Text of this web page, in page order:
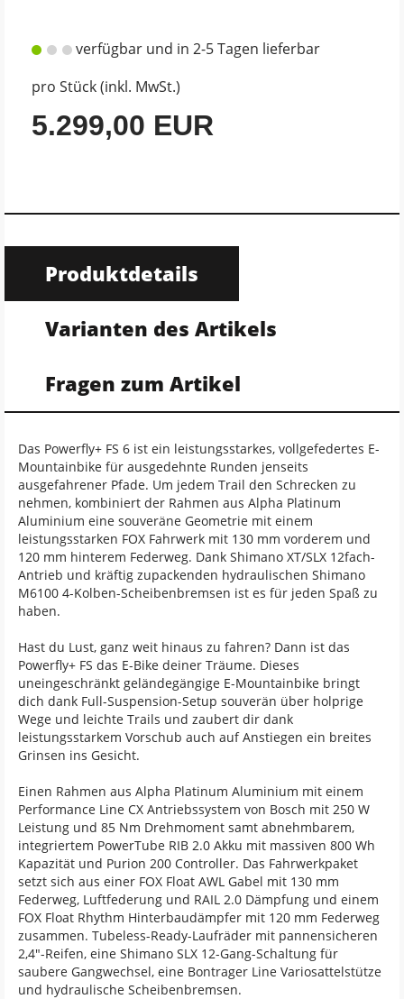
verfügbar und in 2-5 Tagen lieferbar
pro Stück (inkl. MwSt.)
5.299,00 EUR
Produktdetails
Varianten des Artikels
Fragen zum Artikel
Das Powerfly+ FS 6 ist ein leistungsstarkes, vollgefedertes E-
Mountainbike für ausgedehnte Runden jenseits
ausgefahrener Pfade. Um jedem Trail den Schrecken zu
nehmen, kombiniert der Rahmen aus Alpha Platinum
Aluminium eine souveräne Geometrie mit einem
leistungsstarken FOX Fahrwerk mit 130 mm vorderem und
120 mm hinterem Federweg. Dank Shimano XT/SLX 12fach-
Antrieb und kräftig zupackenden hydraulischen Shimano
M6100 4-Kolben-Scheibenbremsen ist es für jeden Spaß zu
haben.
Hast du Lust, ganz weit hinaus zu fahren? Dann ist das
Powerfly+ FS das E-Bike deiner Träume. Dieses
uneingeschränkt geländegängige E-Mountainbike bringt
dich dank Full-Suspension-Setup souverän über holprige
Wege und leichte Trails und zaubert dir dank
leistungsstarkem Vorschub auch auf Anstiegen ein breites
Grinsen ins Gesicht.
Einen Rahmen aus Alpha Platinum Aluminium mit einem
Performance Line CX Antriebssystem von Bosch mit 250 W
Leistung und 85 Nm Drehmoment samt abnehmbarem,
integriertem PowerTube RIB 2.0 Akku mit massiven 800 Wh
Kapazität und Purion 200 Controller. Das Fahrwerkpaket
setzt sich aus einer FOX Float AWL Gabel mit 130 mm
Federweg, Luftfederung und RAIL 2.0 Dämpfung und einem
FOX Float Rhythm Hinterbaudämpfer mit 120 mm Federweg
zusammen. Tubeless-Ready-Laufräder mit pannensicheren
2,4"-Reifen, eine Shimano SLX 12-Gang-Schaltung für
saubere Gangwechsel, eine Bontrager Line Variosattelstütze
und hydraulische Scheibenbremsen.